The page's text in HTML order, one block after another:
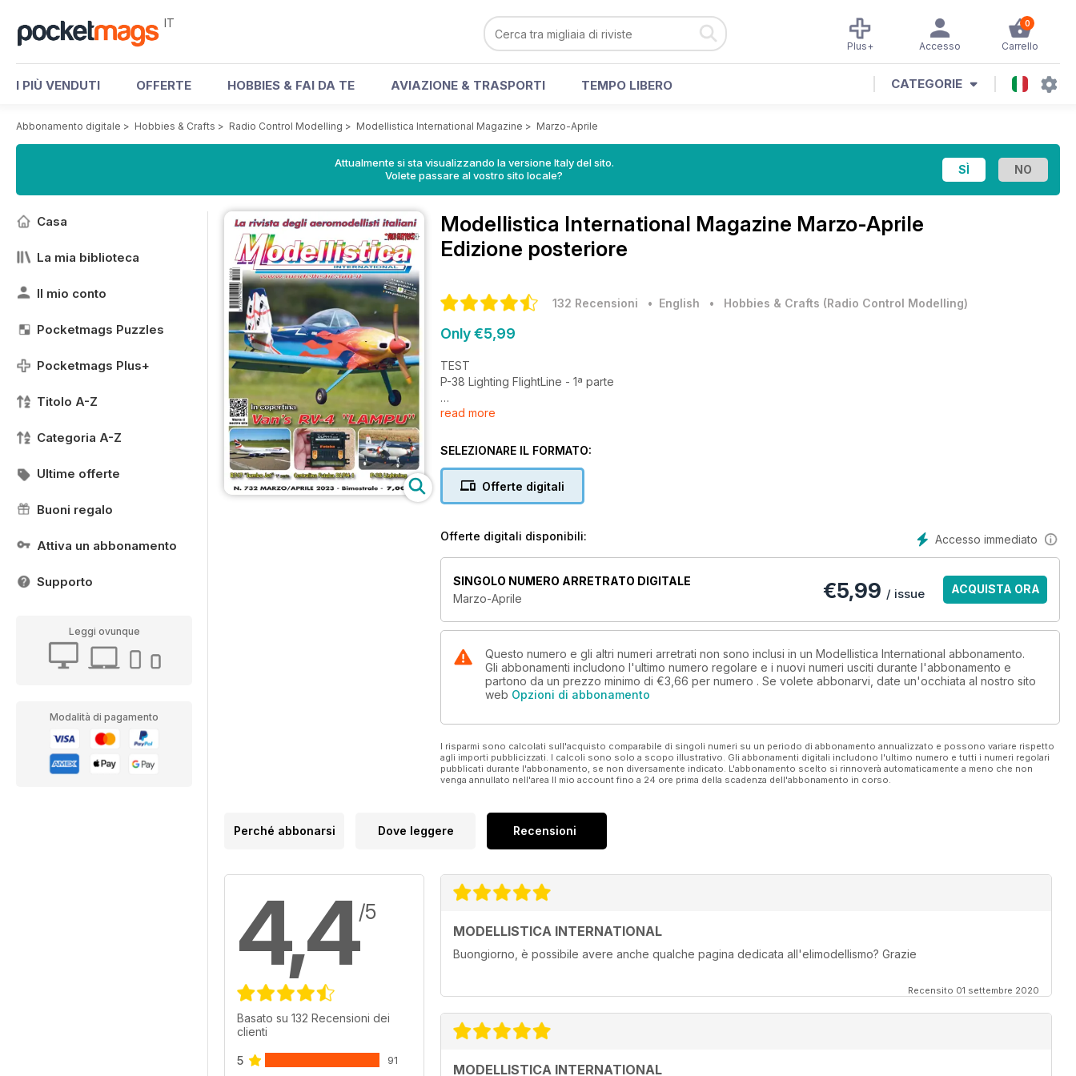
IT 0
Carrello
Accesso
Plus+
I PIÙ VENDUTI OFFERTE HOBBIES & FAI DA TE AVIAZIONE & TRASPORTI TEMPO LIBERO CATEGORIE
Abbonamento digitale > Hobbies & Crafts > Radio Control Modelling > Modellistica International Magazine > Marzo-Aprile
Attualmente si sta visualizzando la versione Italy del sito.
Volete passare al vostro sito locale?
Casa
La mia biblioteca
Il mio conto
Pocketmags Puzzles
Pocketmags Plus+
Titolo A-Z
Categoria A-Z
Ultime offerte
Buoni regalo
Attiva un abbonamento
Supporto
Leggi ovunque
Modalità di pagamento
Modellistica International Magazine Marzo-Aprile
Edizione posteriore
132 Recensioni • English • Hobbies & Crafts (Radio Control Modelling)
Only €5,99
TEST
P-38 Lighting FlightLine - 1ª parte
REALIZZAZIONI PERSONALI
Come realizzare un piano di coda in composito
PRESENTAZIONE
Centralina Futaba DLPH-1
TECNICA
Aerotraino - tutto quello che c’è da sapere - 1ª parte
REALIZZAZIONI PERSONALI
Van’s RV-4 "Lampu"
REALIZZAZIONI PERSONALI
...e tanto altro!
read more
SELEZIONARE IL FORMATO:
Offerte digitali
Accesso immediato
Offerte digitali disponibili:
SINGOLO NUMERO ARRETRATO DIGITALE
Marzo-Aprile
€5,99 / issue ACQUISTA ORA
Questo numero e gli altri numeri arretrati non sono inclusi in un Modellistica International abbonamento.
Gli abbonamenti includono l'ultimo numero regolare e i nuovi numeri usciti durante l'abbonamento e
partono da un prezzo minimo di €3,66 per numero . Se volete abbonarvi, date un'occhiata al nostro sito
web Opzioni di abbonamento
I risparmi sono calcolati sull'acquisto comparabile di singoli numeri su un periodo di abbonamento annualizzato e possono variare rispetto
agli importi pubblicizzati. I calcoli sono solo a scopo illustrativo. Gli abbonamenti digitali includono l'ultimo numero e tutti i numeri regolari
pubblicati durante l'abbonamento, se non diversamente indicato. L'abbonamento scelto si rinnoverà automaticamente a meno che non
venga annullato nell'area Il mio account fino a 24 ore prima della scadenza dell'abbonamento in corso.
Perché abbonarsi Dove leggere Recensioni
4,4/5
Basato su 132 Recensioni dei
clienti
5 91
MODELLISTICA INTERNATIONAL
Buongiorno, è possibile avere anche qualche pagina dedicata all'elimodellismo? Grazie
Recensito 01 settembre 2020
MODELLISTICA INTERNATIONAL